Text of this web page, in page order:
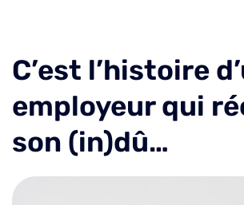
C’est l’histoire
employeur qui
son (in)dû…